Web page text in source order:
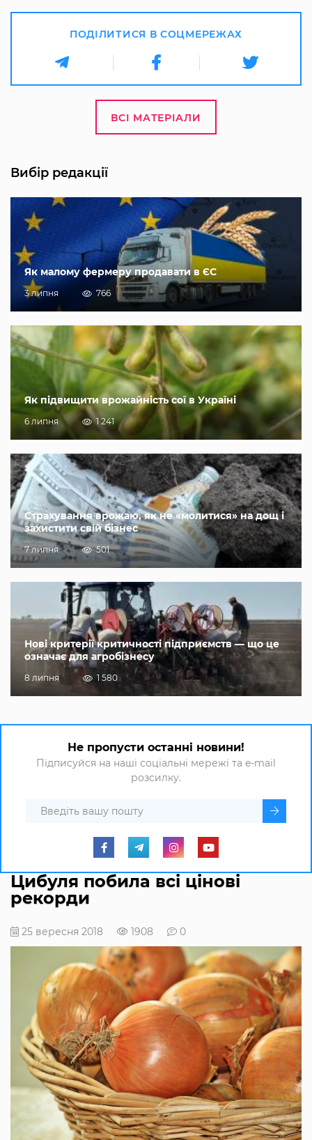
ПОДІЛИТИСЯ В СОЦМЕРЕЖАХ
ВСІ МАТЕРІАЛИ
Вибір редакції
Як малому фермеру продавати в ЄС
3 липня 766
Як підвищити врожайність сої в Україні
6 липня 1 241
Страхування врожаю, як не «молитися» на дощ і
захистити свій бізнес
7 липня 501
Нові критерії критичності підприємств — що це
означає для агробізнесу
8 липня 1 580
Не пропусти останні новини!
Підписуйся на наші соціальні мережі та e-mail
розсилку.
Цибуля побила всі цінові
рекорди
25 вересня 2018 1908 0